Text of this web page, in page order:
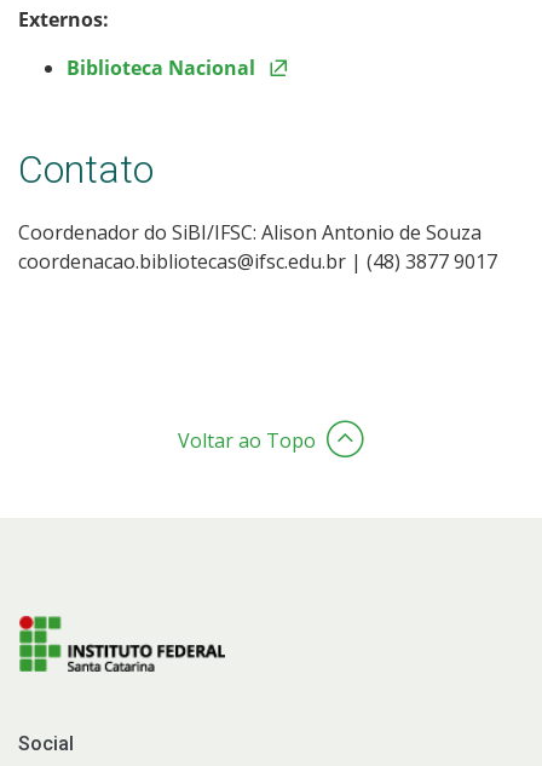
Externos:
Biblioteca Nacional
Contato
Coordenador do SiBI/IFSC: Alison Antonio de Souza
coordenacao.bibliotecas@ifsc.edu.br | (48) 3877 9017
Voltar ao Topo
Social